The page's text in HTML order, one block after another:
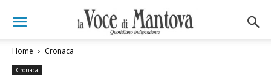
Home Cronaca
Cronaca